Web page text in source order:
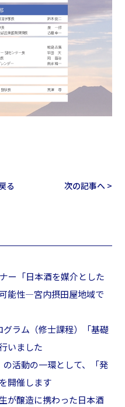
る 次の記事へ >
ー「日本酒を媒介とした
能性―宮内摂田屋地域で
ラム（修士課程）「基礎
いました
活動の一環として、「発
開催します
が醸造に携わった日本酒